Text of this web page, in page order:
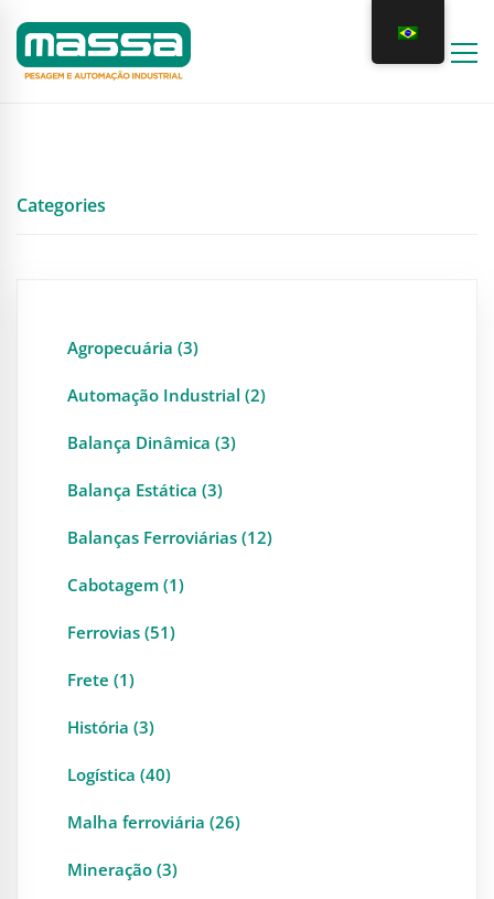
Categories
Agropecuária (3)
Automação Industrial (2)
Balança Dinâmica (3)
Balança Estática (3)
Balanças Ferroviárias (12)
Cabotagem (1)
Ferrovias (51)
Frete (1)
História (3)
Logística (40)
Malha ferroviária (26)
Mineração (3)